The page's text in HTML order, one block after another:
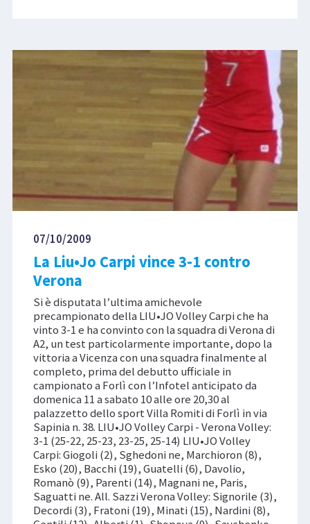
07/10/2009
La Liu•Jo Carpi vince 3-1 contro
Verona
Si è disputata l’ultima amichevole
precampionato della LIU•JO Volley Carpi che ha
vinto 3-1 e ha convinto con la squadra di Verona di
A2, un test particolarmente importante, dopo la
vittoria a Vicenza con una squadra finalmente al
completo, prima del debutto ufficiale in
campionato a Forlì con l’Infotel anticipato da
domenica 11 a sabato 10 alle ore 20,30 al
palazzetto dello sport Villa Romiti di Forlì in via
Sapinia n. 38. LIU•JO Volley Carpi - Verona Volley:
3-1 (25-22, 25-23, 23-25, 25-14) LIU•JO Volley
Carpi: Giogoli (2), Sghedoni ne, Marchioron (8),
Esko (20), Bacchi (19), Guatelli (6), Davolio,
Romanò (9), Parenti (14), Magnani ne, Paris,
Saguatti ne. All. Sazzi Verona Volley: Signorile (3),
Decordi (3), Fratoni (19), Minati (15), Nardini (8),